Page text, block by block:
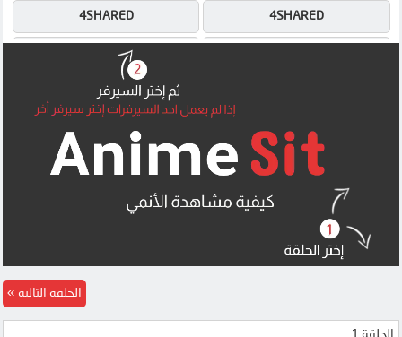
OK
OK
4SHARED
4SHARED
DRIVE
الحلقة 1
الحلقة التالية